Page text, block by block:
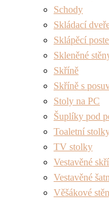
Schody
Skládací
Sklápěcí
Skleněné
Skříně
Skříně s
Stoly na PC
Šuplíky pod
Toaletní
TV stolky
Vestavěné
Vestavěné
Věšákové